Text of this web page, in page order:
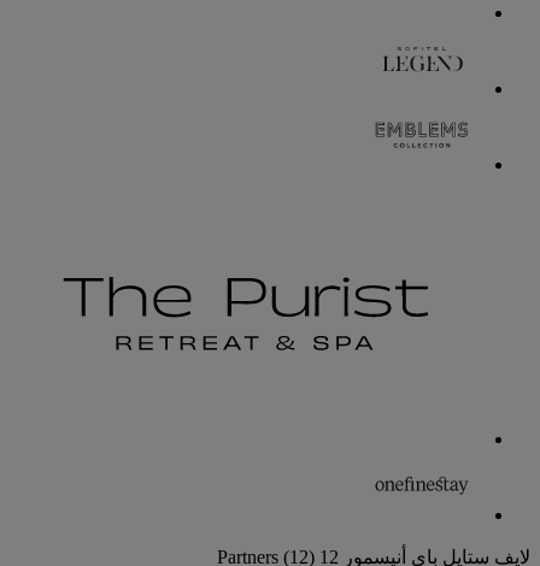
لايف ستايل باي أنيسمور 12 Partners
(12)